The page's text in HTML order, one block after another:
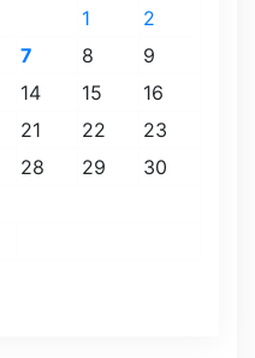
1
2
7 8
9
14 15
16
21 22
23
28 29
30